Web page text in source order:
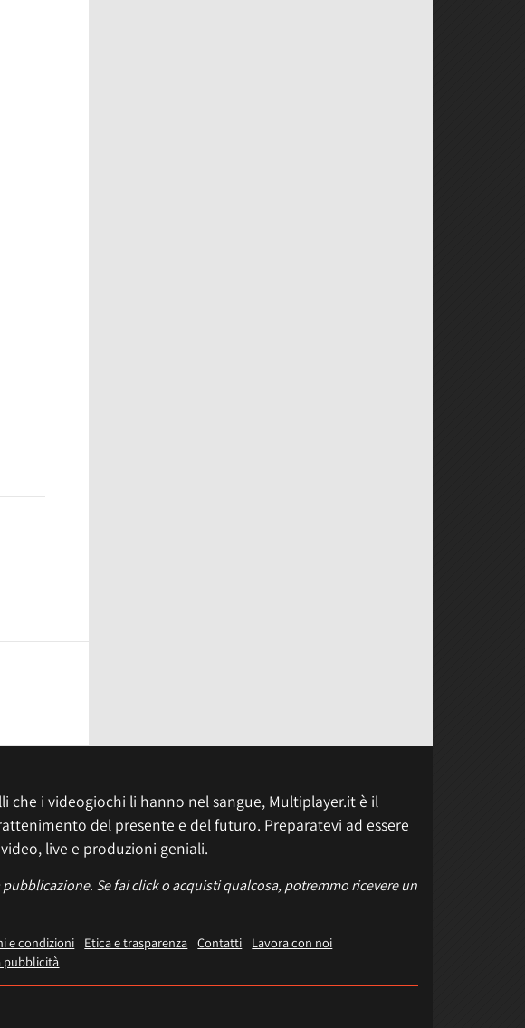
che i videogiochi li hanno nel sangue, Multiplayer.it è il
del presente e del futuro. Preparatevi ad essere
live e produzioni geniali.
Se fai click o acquisti qualcosa, potremmo ricevere un
e condizioni Etica e trasparenza Contatti
Lavora con noi
pubblicità